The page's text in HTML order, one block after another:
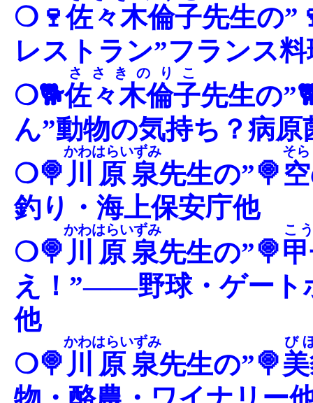
❍🍷佐々木倫子先生の
レストラン”フランス
❍🐕佐々木倫子
ささきのりこ
先生の
ん”動物の気持ち？病原
❍🍭 川原泉
かわはらいずみ
先生の”🍭空
そら
釣り・海上保安庁他
❍🍭 川原泉
かわはらいずみ
先生の”🍭
こ
え！”――野球・ゲート
他
❍🍭 川原泉
かわはらいずみ
先生の”🍭
び